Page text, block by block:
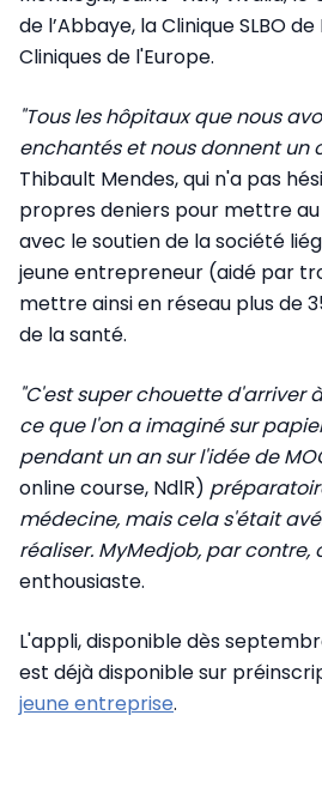
de l’Abbaye, la Clinique SLBO
Cliniques de l'Europe.
"Tous les hôpitaux que nous
enchantés et nous donnent un
Thibault Mendes, qui n'a pas
propres deniers pour mettre
avec le soutien de la société
jeune entrepreneur (aidé par
mettre ainsi en réseau plus de
de la santé.
"C'est super chouette d'arriver
ce que l'on a imaginé sur
pendant un an sur l'idée de
online course, NdlR)
médecine, mais cela s'était
réaliser. MyMedjob, par contre,
enthousiaste.
L'appli, disponible dès
est déjà disponible sur
jeune entreprise.